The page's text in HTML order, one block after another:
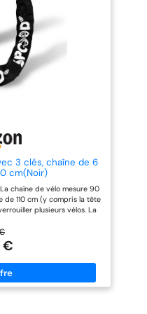
clé] Le cadenas à chaîne est
fourni avec deux clés
mécaniques ; vous n’avez donc
pas à craindre de les perdre.
Veuillez insérer la clé à fond
avant de la tourner. [Conception
bien pensée] Le cylindre de
serrure est doté d'une
conception étanche à l'eau et à
3 clés, chaîne de 6
cm(Noir)
chaîne de vélo mesure 90
de 110 cm (y compris la tête
plusieurs vélos. La
et le vol. Couvre tissu
tissu de la chaîne de vélo
ce qui peut non seulement
la durée de vie de la
la chaîne interne de
imperméable à l'eau:Le
€